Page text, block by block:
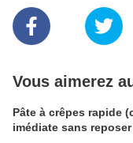
Vous aimerez
Pâte à crêpes rapide
imédiate sans